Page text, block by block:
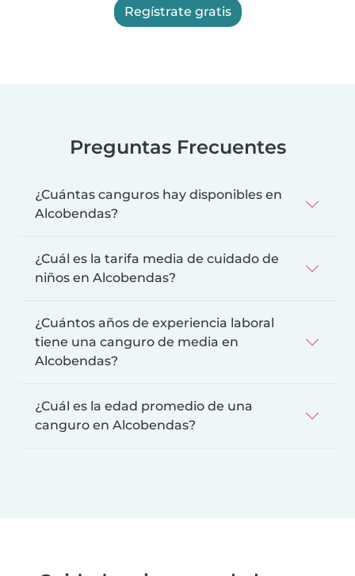
Regístrate gratis
Preguntas Frecuentes
¿Cuántas canguros hay disponibles en
Alcobendas?
¿Cuál es la tarifa media de cuidado de
niños en Alcobendas?
¿Cuántos años de experiencia laboral
tiene una canguro de media en
Alcobendas?
¿Cuál es la edad promedio de una
canguro en Alcobendas?